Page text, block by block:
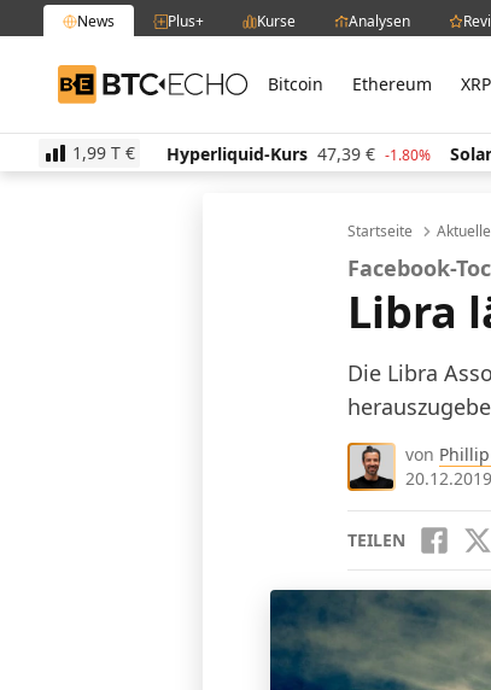
News Plus+ Kurse Analysen
BTC-ECHO Bitcoin Ethereum XRP
1,99 T €
1.50% Hyperliquid-Kurs 47,39 € -1.80% Solana-Kurs
Startseite
Facebook-
Libra
Die Libra
von
TEILEN